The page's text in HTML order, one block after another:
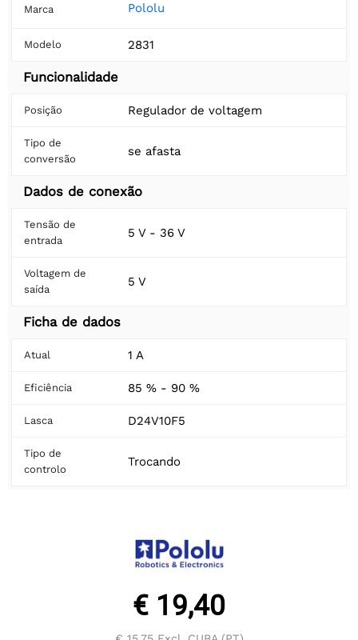
Marca Pololu
Modelo 2831
Funcionalidade
Posição Regulador de voltagem
Tipo de
conversão
se afasta
Dados de conexão
Tensão de
entrada
5 V - 36 V
Voltagem de
saída
5 V
Ficha de dados
Atual 1 A
Eficiência 85 % - 90 %
Lasca D24V10F5
Tipo de
controlo
Trocando
€ 19,40